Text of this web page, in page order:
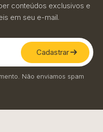
conteúdos exclusivos e
em seu e-mail.
Cadastrar
Não enviamos spam